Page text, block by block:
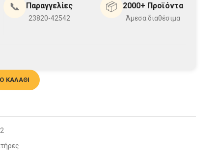
📞 Παραγγελίες
23820-42542
📦 2000+ Προϊόντα
Άμεσα διαθέσιμα
Λευκός 46x40x14.5cm ποσότητα
ΚΑΛΆΘΙ